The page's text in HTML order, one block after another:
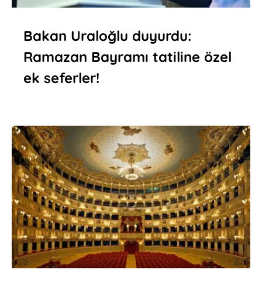
Bakan Uraloğlu duyurdu:
Ramazan Bayramı tatiline özel
ek seferler!